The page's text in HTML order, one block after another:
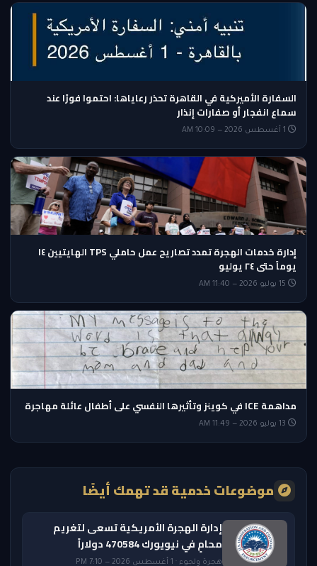
السفارة الأميركية في القاهرة تحذر رعاياها: احتموا فورًا عند
سماع انفجار أو صفارات إنذار
إدارة خدمات الهجرة تمدد تصاريح عمل حاملي TPS الهايتيين ١٤
يوماً حتى ٢٤ يوليو
مداهمة ICE في كوينز وتأثيرها النفسي على أطفال عائلة مهاجرة
موضوعات خدمية قد تهمك أيضًا
إدارة الهجرة الأمريكية تسعى لتغريم
محامٍ في نيويورك 470584 دولاراً
هجرة ولجوء · 1 أغسطس 2026 — 7:10 PM